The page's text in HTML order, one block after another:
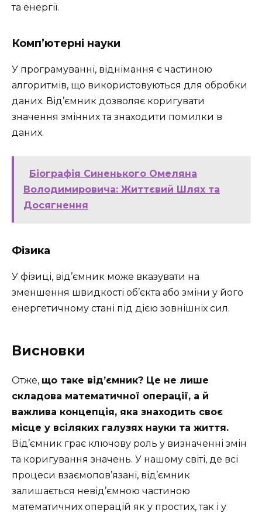
та енергії.
Комп’ютерні науки
У програмуванні, віднімання є частиною
алгоритмів, що використовуються для обробки
даних. Від’ємник дозволяє коригувати
значення змінних та знаходити помилки в
даних.
Біографія Синенького Омеляна
Володимировича: Життєвий Шлях та
Досягнення
Фізика
У фізиці, від’ємник може вказувати на
зменшення швидкості об’єкта або зміни у його
енергетичному стані під дією зовнішніх сил.
Висновки
Отже, що таке від’ємник? Це не лише
складова математичної операції, а й
важлива концепція, яка знаходить своє
місце у всіляких галузях науки та життя.
Від’ємник грає ключову роль у визначенні змін
та коригування значень. У нашому світі, де всі
процеси взаємопов’язані, від’ємник
залишається невід’ємною частиною
математичних операцій як у простих, так і у